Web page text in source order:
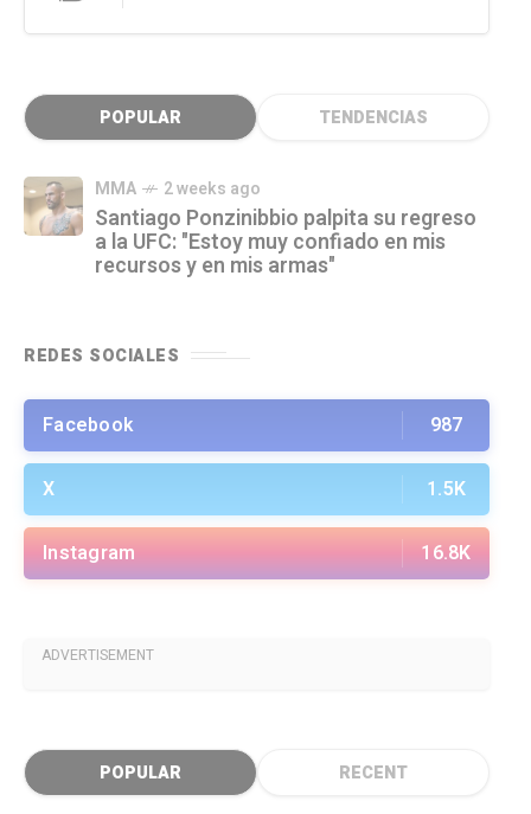
POPULAR TENDENCIAS
MMA 2 weeks ago
Santiago Ponzinibbio palpita su regreso
a la UFC: "Estoy muy confiado en mis
recursos y en mis armas"
REDES SOCIALES
Facebook 987
X 1.5K
Instagram 16.8K
ADVERTISEMENT
POPULAR RECENT